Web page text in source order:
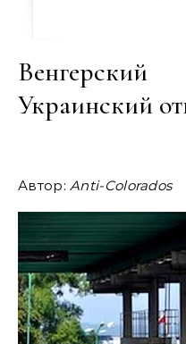
Украинский
Автор:Anti-Colorados